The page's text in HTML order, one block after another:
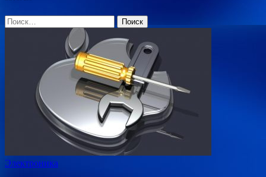
Найти:
Электроника